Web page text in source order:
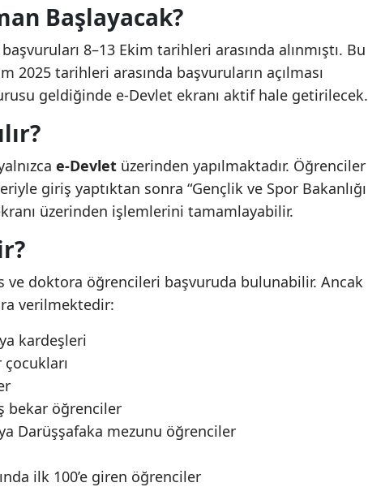
Başlayacak?
8–13 Ekim tarihleri arasında alınmıştı. Bu
2025 tarihleri arasında başvuruların açılması
geldiğinde e-Devlet ekranı aktif hale getirilecek.
e-Devlet üzerinden yapılmaktadır. Öğrenciler
giriş yaptıktan sonra “Gençlik ve Spor Bakanlığı
üzerinden işlemlerini tamamlayabilir.
ve doktora öğrencileri başvuruda bulunabilir. Ancak
verilmektedir:
kardeşleri
bekar öğrenciler
Darüşşafaka mezunu öğrenciler
ilk 100’e giren öğrenciler